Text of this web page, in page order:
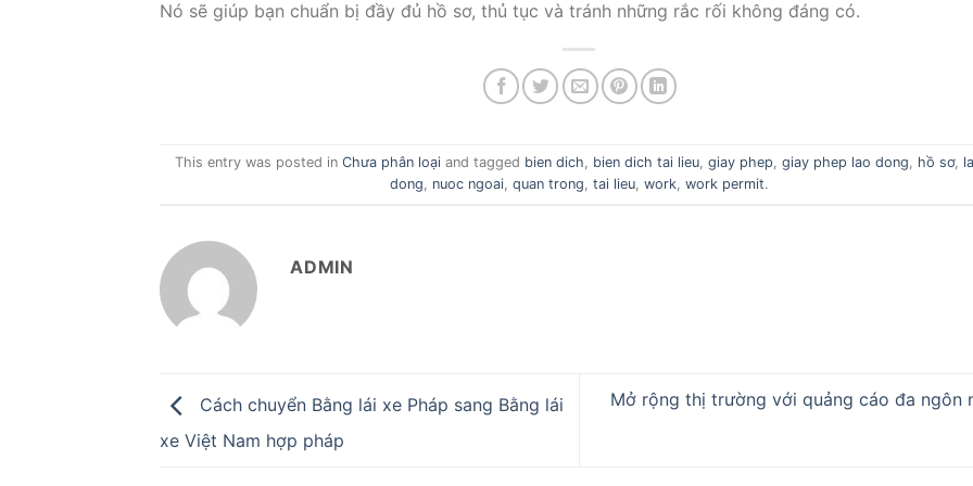
Nó sẽ giúp bạn chuẩn bị đầy đủ hồ sơ, thủ tục và tránh những rắc rối không đáng có.
This entry was posted inChưa phân loại and tagged bien dich, bien dich tai lieu,giay phep,giay phep lao dong, hồ sơ,
dong, nuoc ngoai, quan trong, tai lieu, work, work permit.
ADMIN
Cách chuyển Bằng lái xe Pháp sang Bằng lái
xe Việt Nam hợp pháp
Mở rộng thị trường với quảng cáo đa ngôn